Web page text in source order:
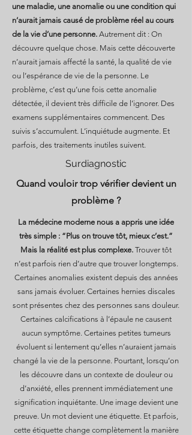
une maladie, une anomalie ou une condition qui
n’aurait jamais causé de problème réel au cours
de la vie d’une personne. Autrement dit : On
découvre quelque chose. Mais cette découverte
n’aurait jamais affecté la santé, la qualité de vie
ou l’espérance de vie de la personne. Le
problème, c’est qu’une fois cette anomalie
détectée, il devient très difficile de l’ignorer. Des
examens supplémentaires commencent. Des
suivis s’accumulent. L’inquiétude augmente. Et
parfois, des traitements inutiles suivent.
Surdiagnostic
Quand vouloir trop vérifier devient un
problème ?
La médecine moderne nous a appris une idée
très simple : “Plus on trouve tôt, mieux c’est.”
Mais la réalité est plus complexe. Trouver tôt
n’est parfois rien d’autre que trouver longtemps.
Certaines anomalies existent depuis des années
sans jamais évoluer. Certaines hernies discales
sont présentes chez des personnes sans douleur.
Certaines calcifications à l’épaule ne causent
aucun symptôme. Certaines petites tumeurs
évoluent si lentement qu’elles n’auraient jamais
changé la vie de la personne. Pourtant, lorsqu’on
les découvre dans un contexte de douleur ou
d’anxiété, elles prennent immédiatement une
signification inquiétante. Une image devient une
preuve. Un mot devient une étiquette. Et parfois,
cette étiquette change complètement la manière